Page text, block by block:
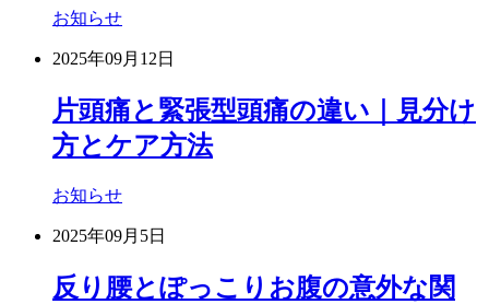
お知らせ
2025年09月12日
片頭痛と緊張型頭痛の違い｜見分け
方とケア方法
お知らせ
2025年09月5日
反り腰とぽっこりお腹の意外な関